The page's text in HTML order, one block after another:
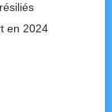
en 2024